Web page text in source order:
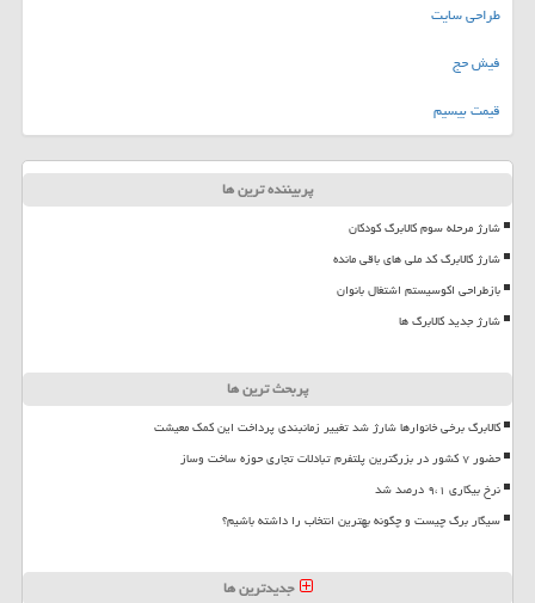
طراحی سایت
فیش حج
قیمت بیسیم
پربیننده ترین ها
شارژ مرحله سوم کالابرگ کودکان
شارژ کالابرگ کد ملی های باقی مانده
بازطراحی اکوسیستم اشتغال بانوان
شارژ جدید کالابرگ ها
پربحث ترین ها
کالابرگ برخی خانوارها شارژ شد تغییر زمانبندی پرداخت این کمک معیشت
حضور ۷ کشور در بزرگترین پلتفرم تبادلات تجاری حوزه ساخت وساز
نرخ بیکاری ۹،۱ درصد شد
سیگار برگ چیست و چگونه بهترین انتخاب را داشته باشیم؟
جدیدترین ها